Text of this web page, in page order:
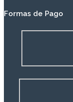
Formas de Pago